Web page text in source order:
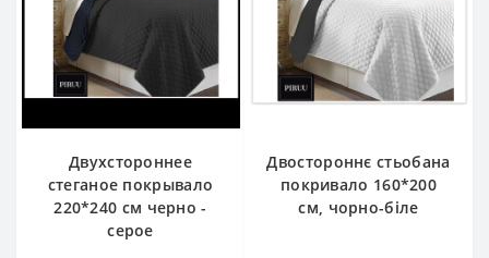
Двухстороннее
стеганое покрывало
220*240 см черно -
серое
Двостороннє стьобана
покривало 160*200
см, чорно-біле